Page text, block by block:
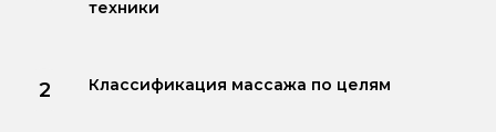
техники
Классификация массажа по целям